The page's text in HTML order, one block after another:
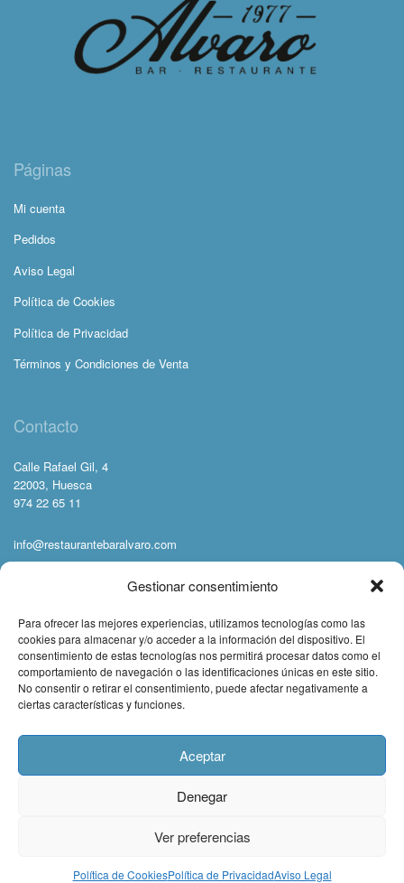
Gestionar consentimiento
Para ofrecer las mejores experiencias, utilizamos tecnologías como las
cookies para almacenar y/o acceder a la información del dispositivo. El
consentimiento de estas tecnologías nos permitirá procesar datos como el
comportamiento de navegación o las identificaciones únicas en este sitio.
No consentir o retirar el consentimiento, puede afectar negativamente a
ciertas características y funciones.
Aceptar
Denegar
Ver preferencias
Política de CookiesPolítica de PrivacidadAviso Legal
Páginas
Mi cuenta
Pedidos
Aviso Legal
Política de Cookies
Política de Privacidad
Términos y Condiciones de Venta
Contacto
Calle Rafael Gil, 4
22003, Huesca
974 22 65 11
info@restaurantebaralvaro.com
Reservados Café Bar Álvaro 2024 ©. Diseño web